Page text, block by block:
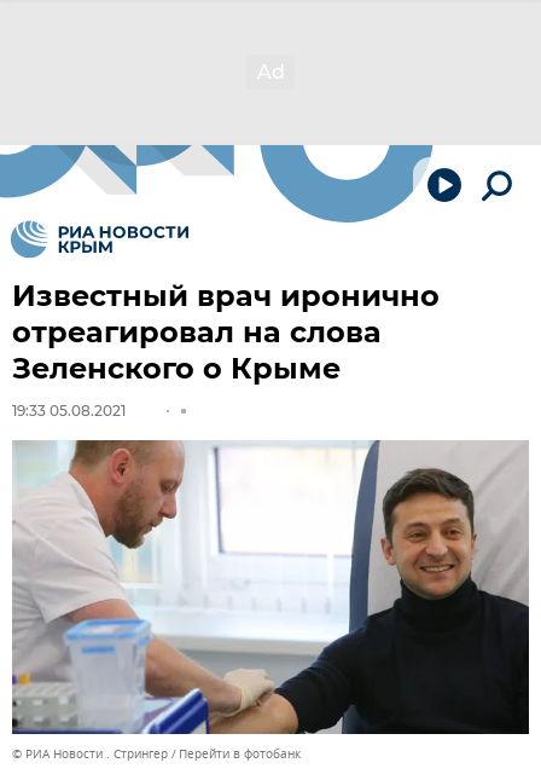
Известный врач иронично
отреагировал на слова
Зеленского о Крыме
19:33 05.08.2021
© РИА Новости . Стрингер Перейти в фотобанк